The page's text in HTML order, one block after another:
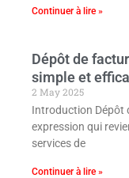
Continuer à lire »
Dépôt de
simple et
2 May 2025
Introduction Dépôt
expression qui
services de
Continuer à lire »